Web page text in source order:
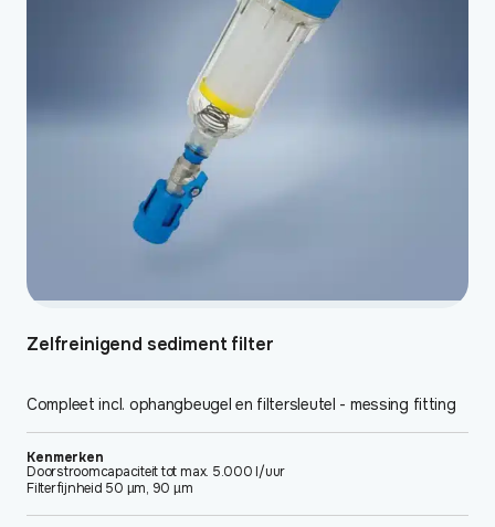
Zelfreinigend sediment filter
Compleet incl. ophangbeugel en filtersleutel - messing fitting
Kenmerken
Doorstroomcapaciteit tot max. 5.000 l/uur
Filterfijnheid 50 µm, 90 µm